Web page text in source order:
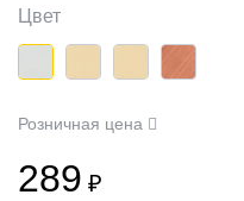
Цвет
Розничная цена
289 ₽